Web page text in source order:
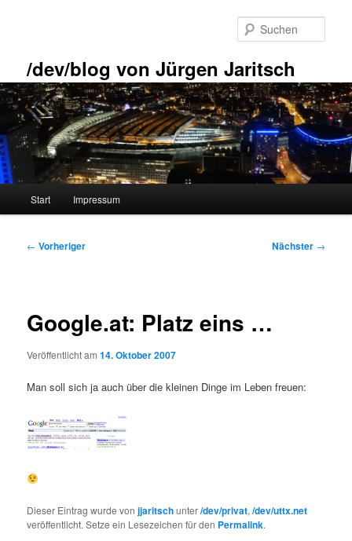
/dev/blog von Jürgen Jaritsch
Start Impressum
Beitragsnavigation
← Vorheriger Nächster →
Google.at: Platz eins …
Veröffentlicht am14. Oktober 2007
Man soll sich ja auch über die kleinen Dinge im Leben freuen:
Dieser Eintrag wurde vonjjaritschunter/dev/privat,/dev/uttx.net
veröffentlicht. Setze ein Lesezeichen für den Permalink.